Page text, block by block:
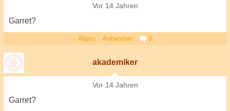
Vor 14 Jahren
Garret?
Alarm Antworten 0
akademiker
Vor 14 Jahren
Garret?